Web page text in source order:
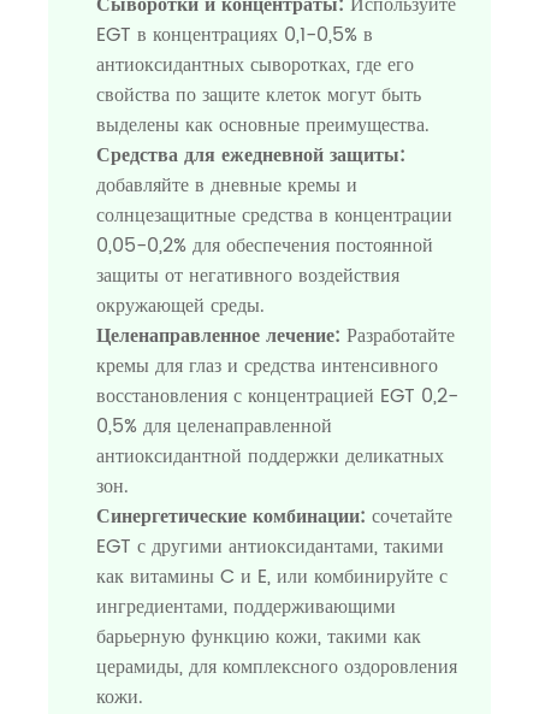
EGT в концентрациях 0,1-0,5% в
антиоксидантных сыворотках, где его
свойства по защите клеток могут быть
выделены как основные преимущества.
Средства для ежедневной защиты:
добавляйте в дневные кремы и
солнцезащитные средства в концентрации
0,05-0,2% для обеспечения постоянной
защиты от негативного воздействия
окружающей среды.
Целенаправленное лечение: Разработайте
кремы для глаз и средства интенсивного
восстановления с концентрацией EGT 0,2-
0,5% для целенаправленной
антиоксидантной поддержки деликатных
зон.
Синергетические комбинации: сочетайте
EGT с другими антиоксидантами, такими
как витамины C и E, или комбинируйте с
ингредиентами, поддерживающими
барьерную функцию кожи, такими как
церамиды, для комплексного оздоровления
кожи.